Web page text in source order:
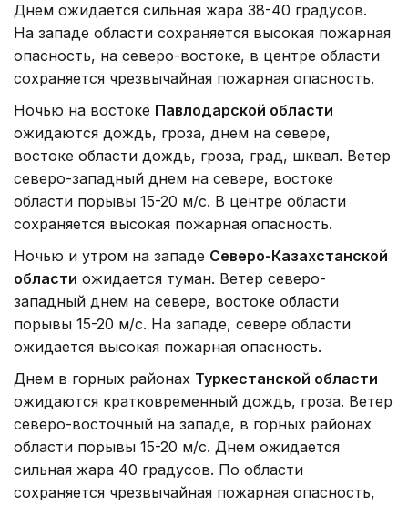
Днем ожидается сильная жара 38-40 градусов.
На западе области сохраняется высокая пожарная
опасность, на северо-востоке, в центре области
сохраняется чрезвычайная пожарная опасность.
Ночью на востоке Павлодарской области
ожидаются дождь, гроза, днем на севере,
востоке области дождь, гроза, град, шквал. Ветер
северо-западный днем на севере, востоке
области порывы 15-20 м/с. В центре области
сохраняется высокая пожарная опасность.
Ночью и утром на западе Северо-Казахстанской
области ожидается туман. Ветер северо-
западный днем на севере, востоке области
порывы 15-20 м/с. На западе, севере области
ожидается высокая пожарная опасность.
Днем в горных районах Туркестанской области
ожидаются кратковременный дождь, гроза. Ветер
северо-восточный на западе, в горных районах
области порывы 15-20 м/с. Днем ожидается
сильная жара 40 градусов. По области
сохраняется чрезвычайная пожарная опасность,